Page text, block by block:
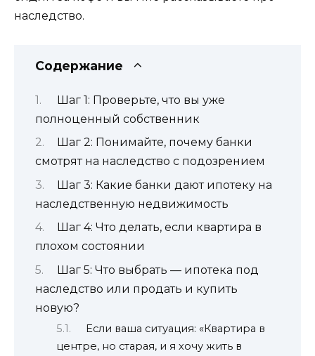
наследство.
Содержание
Шаг 1: Проверьте, что вы уже
полноценный собственник
Шаг 2: Понимайте, почему банки
смотрят на наследство с подозрением
Шаг 3: Какие банки дают ипотеку на
наследственную недвижимость
Шаг 4: Что делать, если квартира в
плохом состоянии
Шаг 5: Что выбрать — ипотека под
наследство или продать и купить
новую?
Если ваша ситуация: «Квартира в
центре, но старая, и я хочу жить в